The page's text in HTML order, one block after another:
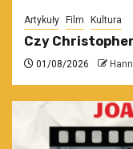
Artykuły Film Kultura
Czy Christopher
01/08/2026